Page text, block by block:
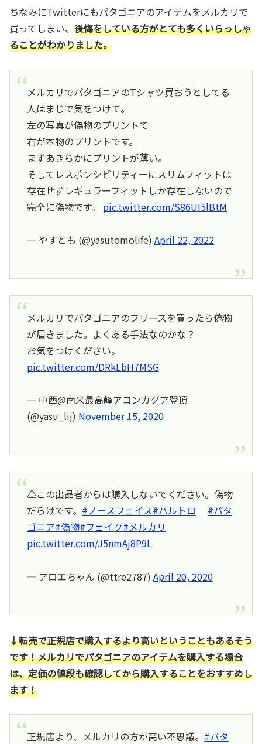
ちなみにTwitterにもパタゴニアのアイテムをメルカリで
買ってしまい、 後悔をしている方がとても多くいらっしゃ
ることがわかりました。
メルカリでパタゴニアのTシャツ買おうとしてる
人はまじで気をつけて。
左の写真が偽物のプリントで
右が本物のプリントです。
まずあきらかにプリントが薄い。
そしてレスポンシビリティーにスリムフィットは
存在せずレギュラーフィットしか存在しないので
完全に偽物です。 pic.twitter.com/S86UI5lBtM
— やすとも (@yasutomolife) April 22, 2022
メルカリでパタゴニアのフリースを買ったら偽物
が届きました。よくある手法なのかな？
お気をつけください。
pic.twitter.com/DRkLbH7MSG
— 中西@南米最高峰アコンカグア登頂
(@yasu_lij) November 15, 2020
⚠️この出品者からは購入しないでください。偽物
だらけです。 #ノースフェイス#バルトロ
#パタ
ゴニア#偽物#フェイク#メルカリ
pic.twitter.com/J5nmAj8P9L
— アロエちゃん (@ttre2787) April 20, 2020
↓転売で正規店で購入するより高いということもあるそう
です！メルカリでパタゴニアのアイテムを購入する場合
は、定価の値段も確認してから購入することをおすすめし
ます！
正規店より、メルカリの方が高い不思議。 #パタ